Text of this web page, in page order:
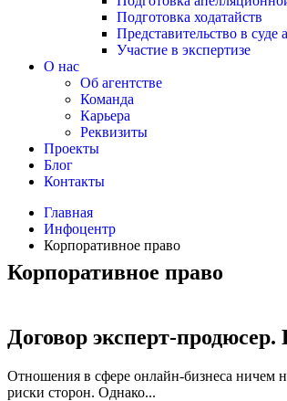
Подготовка ходатайств
Представительство в
Участие в экспертизе
О нас
Об агентстве
Команда
Карьера
Реквизиты
Проекты
Блог
Контакты
Главная
Инфоцентр
Корпоративное право
Корпоративное право
Договор эксперт-
Отношения в сфере онлайн-бизнеса ничем
риски сторон. Однако...